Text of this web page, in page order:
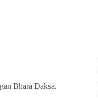
Bhara Daksa.